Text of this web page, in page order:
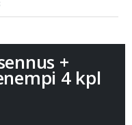
+
4 kpl